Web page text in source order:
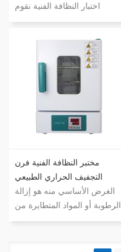
اختبار النظافة الفنية نقوم
بتخصيص طرق التنظيف
بالضغط، والموجات فوق
الصوتية، والشطف الداخلي،
والشطف بالاهتزاز، والنفخ
بالهواء، وذلك لتحقيق ذلك هـ
مختبر النظافة الفنية فرن
التجفيف الحراري الطبيعي
الغرض الأساسي منه هو إزالة
الرطوبة أو المواد المتطايرة من
غشاء الفلتر مع ضمان أداء